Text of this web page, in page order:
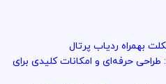
بهمراه ردیاب پرتال
حرفه‌ای و امکانات کلیدی برای